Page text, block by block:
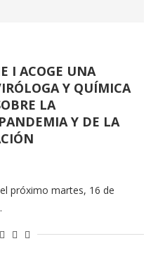
I ACOGE UNA
Y QUÍMICA
LA
Y DE LA
próximo martes, 16 de